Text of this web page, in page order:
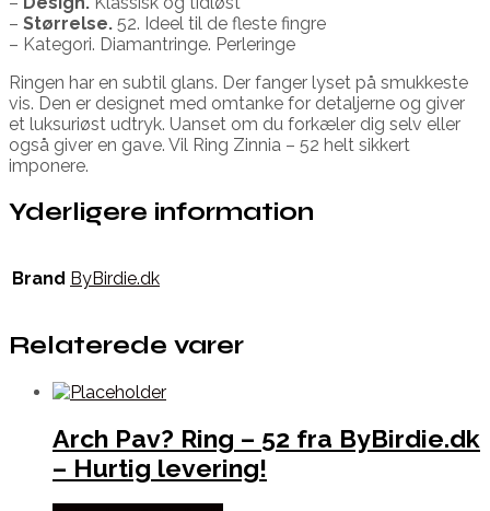
– Størrelse. 52. Ideel til de fleste fingre
– Kategori. Diamantringe. Perleringe
Ringen har en subtil glans. Der fanger lyset på smukkeste
vis. Den er designet med omtanke for detaljerne og giver
et luksuriøst udtryk. Uanset om du forkæler dig selv eller
også giver en gave. Vil Ring Zinnia – 52 helt sikkert
imponere.
Yderligere information
Brand ByBirdie.dk
Relaterede varer
Arch Pav? Ring – 52 fra ByBirdie.dk
– Hurtig levering!